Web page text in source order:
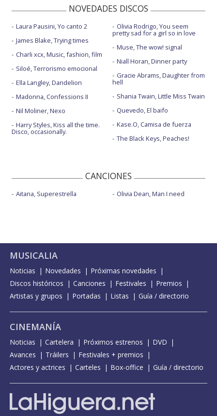
NOVEDADES DISCOS
Laura Pausini, Yo canto 2
James Blake, Trying times
Charli xcx, Music, fashion, film
Siloé, Terrorismo emocional
Ella Langley, Dandelion
Madonna, Confessions II
Nil Moliner, Nexo
Harry Styles, Kiss all the time.
Disco, occasionally.
Olivia Rodrigo, You seem
pretty sad for a girl so in love
Muse, The wow! signal
Niall Horan, Dinner party
Gracie Abrams, Daughter from
hell
Shania Twain, Little Miss Twain
Quevedo, El baifo
Kase.O, Camisa de fuerza
The Black Keys, Peaches!
CANCIONES
Aitana, Superestrella Olivia Dean, Man I need
MUSICALIA
Noticias Novedades
Próximas novedades
Discos históricos
Canciones Festivales
Premios
Artistas y grupos
Portadas Listas Guía / directorio
CINEMANÍA
Noticias Cartelera Próximos estrenos
DVD
Avances
Tráilers
Festivales + premios
Actores y actrices
Carteles Box-office Guía / directorio